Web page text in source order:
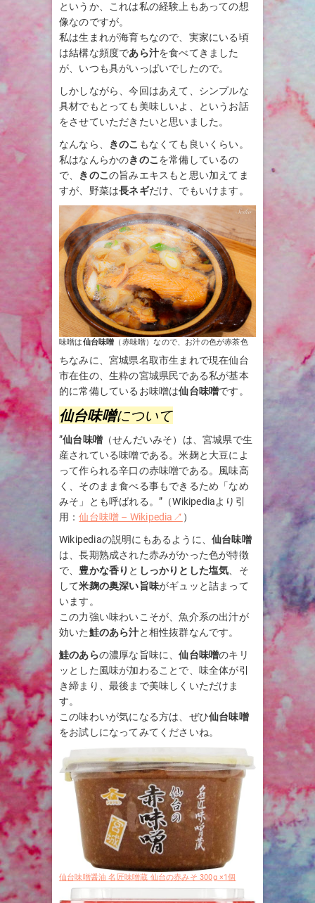
というか、これは私の経験上もあっての想
像なのですが。
私は生まれが海育ちなので、実家にいる頃
は結構な頻度であら汁を食べてきました
が、いつも具がいっぱいでしたので。
しかしながら、今回はあえて、シンプルな
具材でもとっても美味しいよ、というお話
をさせていただきたいと思いました。
なんなら、
きのこ もなくても良いくらい。
私はなんらかのきのこを常備しているの
で、 きのこの旨みエキスもと思い加えてま
すが、野菜は長ネギだけ、でもいけます。
味噌は仙台味噌 （赤味噌）なので、お汁の色が赤茶色
ちなみに、宮城県名取市生まれで現在仙台
市在住の、生粋の宮城県民である私が基本
的に常備しているお味噌は仙台味噌です。
仙台味噌について
”仙台味噌 （せんだいみそ）は、宮城県で生
産されている味噌である。米麹と大豆によ
って作られる辛口の赤味噌である。風味高
く、そのまま食べる事もできるため「なめ
みそ」とも呼ばれる。”（Wikipediaより引
用：仙台味噌 – Wikipedia↗ ）
Wikipediaの説明にもあるように、 仙台味噌
は、長期熟成された赤みがかった色が特徴
で、豊かな香り と しっかりとした塩気、そ
して米麹の奥深い旨味がギュッと詰まって
います。
この力強い味わいこそが、魚介系の出汁が
効いた鮭のあら汁と相性抜群なんです。
鮭のあらの濃厚な旨味に、仙台味噌のキリ
ッとした風味が加わることで、味全体が引
き締まり、最後まで美味しくいただけま
す。
この味わいが気になる方は、ぜひ仙台味噌
をお試しになってみてくださいね。
仙台味噌醤油 名匠味噌蔵 仙台の赤みそ 300g ×1個